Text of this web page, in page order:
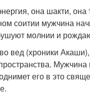
она шакти, она
соитии мужчина
молнии и
вед (хроники
его в это